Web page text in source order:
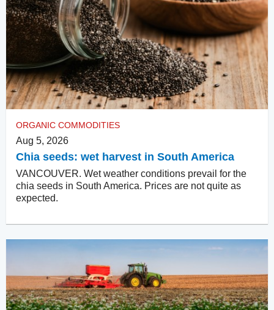
ORGANIC COMMODITIES
Aug 5, 2026
Chia seeds: wet harvest in South America
VANCOUVER. Wet weather conditions prevail for the
chia seeds in South America. Prices are not quite as
expected.